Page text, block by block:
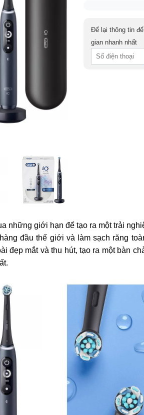
Để lại thông tin
gian nhanh nhất
những giới hạn để tạo ra một trải
đầu thế giới và làm sạch răng
đẹp mắt và thu hút, tạo ra một bàn